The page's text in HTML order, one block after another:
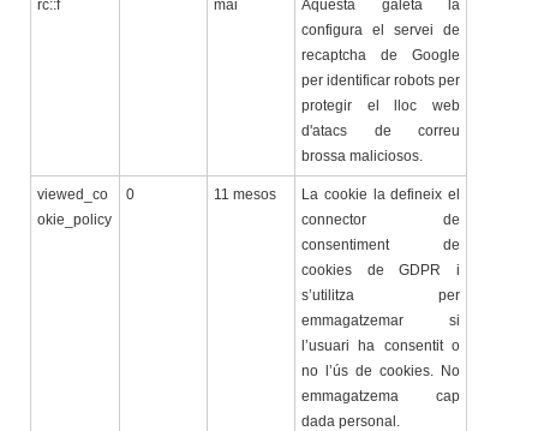
rc::f mai
Aquesta galeta la
configura el servei de
recaptcha de Google
per identificar robots per
protegir el lloc web
d'atacs de correu
brossa maliciosos.
viewed_co
okie_policy
0 11 mesos
La cookie la defineix el
connector de
consentiment de
cookies de GDPR i
s’utilitza per
emmagatzemar si
l’usuari ha consentit o
no l’ús de cookies. No
emmagatzema cap
dada personal.